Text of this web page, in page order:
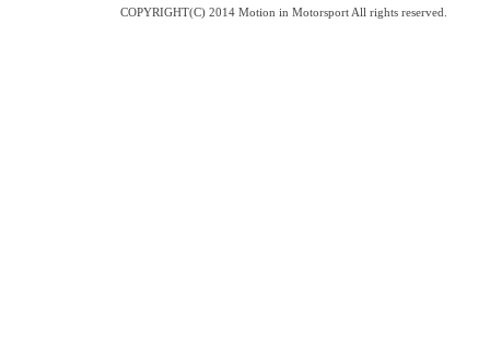
COPYRIGHT(C) 2014 Motion in Motorsport All rights reserved.